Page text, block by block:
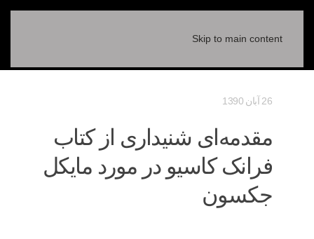
Skip to main content
26 آبان 1390
مقدمه‌ای شنیداری از کتاب
فرانک کاسیو در مورد مایکل
جکسون